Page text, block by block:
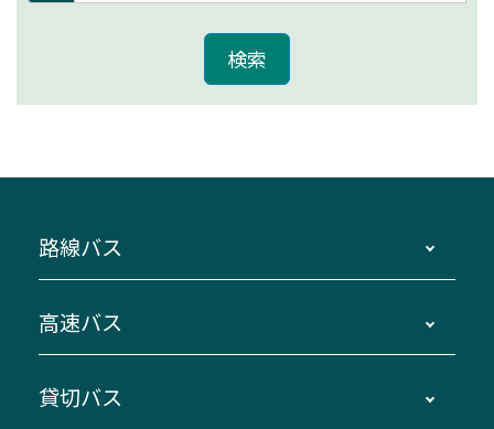
路線バス
主要停留所案内図・時刻表
路線バスのご利用方法
高速バス
南紀・VISON～横浜・東京・埼玉
貸切バス